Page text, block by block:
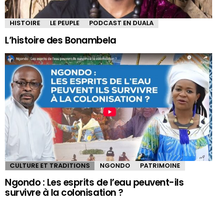
HISTOIRE LE PEUPLE PODCAST EN DUALA
L’histoire des Bonambela
CULTURE ET TRADITIONS NGONDO PATRIMOINE
Ngondo : Les esprits de l’eau peuvent-ils
survivre à la colonisation ?